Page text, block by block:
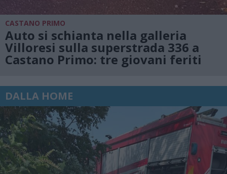
CASTANO PRIMO
Auto si schianta nella galleria
Villoresi sulla superstrada 336 a
Castano Primo: tre giovani feriti
DALLA HOME